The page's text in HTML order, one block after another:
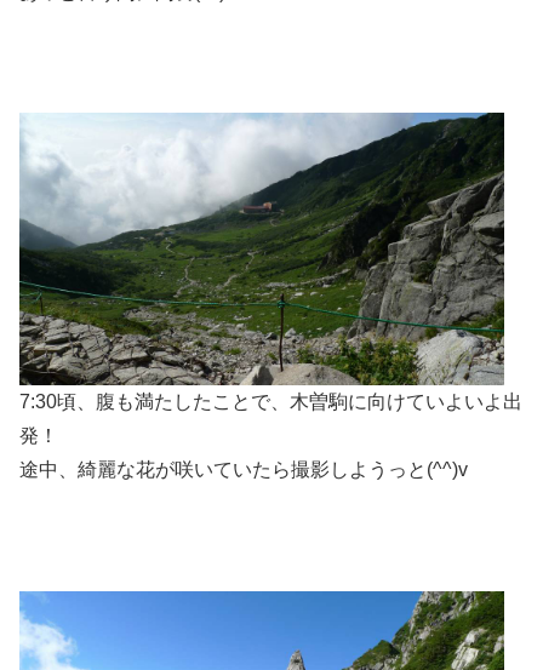
7:30頃、腹も満たしたことで、木曽駒に向けていよいよ出
発！
途中、綺麗な花が咲いていたら撮影しようっと(^^)v